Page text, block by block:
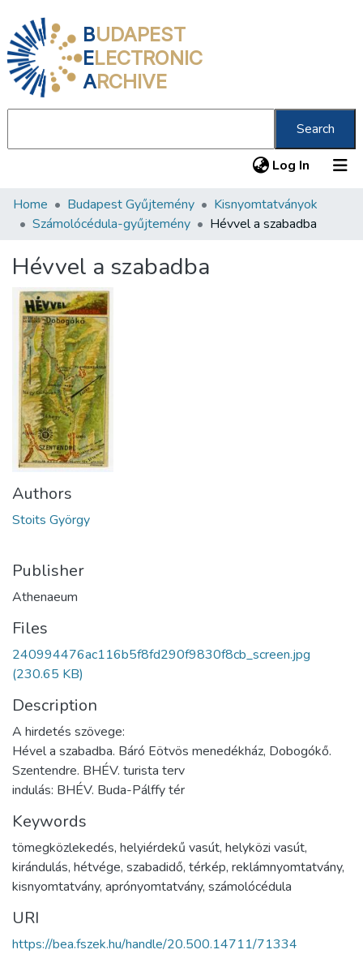
BUDAPEST
ELECTRONIC
ARCHIVE
Search
Log In (current)
Communities & Collections
Statistics
About us
Home Budapest Gyűjtemény
Kisnyomtatványok
Számolócédula-gyűjtemény
Hévvel a szabadba
Hévvel a szabadba
Authors
Stoits György
Publisher
Athenaeum
Files
240994476ac116b5f8fd290f9830f8cb_screen.jpg
(230.65 KB)
Description
A hirdetés szövege:
Hével a szabadba. Báró Eötvös menedékház, Dobogókő.
Szentendre. BHÉV. turista terv
indulás: BHÉV. Buda-Pálffy tér
Keywords
tömegközlekedés, helyiérdekű vasút, helyközi vasút,
kirándulás, hétvége, szabadidő, térkép, reklámnyomtatvány,
kisnyomtatvány, aprónyomtatvány, számolócédula
URI
https://bea.fszek.hu/handle/20.500.14711/71334